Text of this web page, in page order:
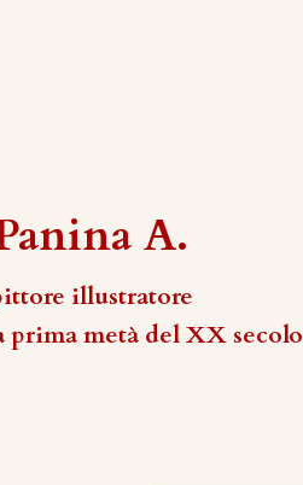
A.
illustratore
prima metà del XX secolo